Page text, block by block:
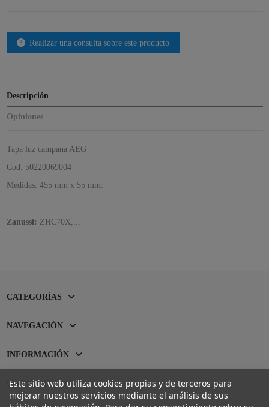
Realizar una consulta sobre este producto
Descripción
Opiniones
Tapa luz campana AEG
Cod: 50220069004
Medidas: 455 mm x 55 mm.
Zanussi: ZHC70X,...
CATEGORÍAS
NAVEGACIÓN
INFORMACIÓN
CONTACTO
Este sitio web utiliza cookies propias y de terceros para
mejorar nuestros servicios mediante el análisis de sus